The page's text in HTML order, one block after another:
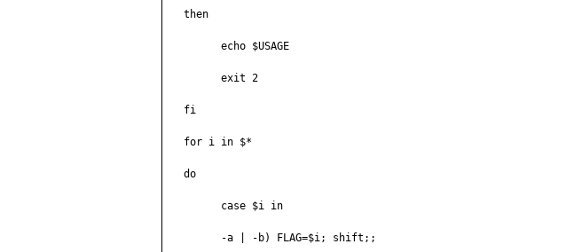
   then
         echo $USAGE
         exit 2
   fi
   for i in $*
   do
         case $i in
         -a | -b) FLAG=$i; shift;;